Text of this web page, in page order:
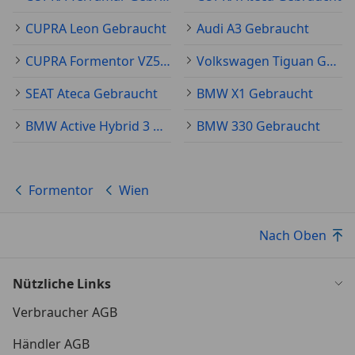
CUPRA Leon Gebraucht
Audi A3 Gebraucht
CUPRA Formentor VZ5 Gebraucht
Volkswagen Tiguan Gebraucht
SEAT Ateca Gebraucht
BMW X1 Gebraucht
BMW Active Hybrid 3 Gebraucht
BMW 330 Gebraucht
Formentor Wien
Nach Oben
Nützliche Links
Verbraucher AGB
Händler AGB